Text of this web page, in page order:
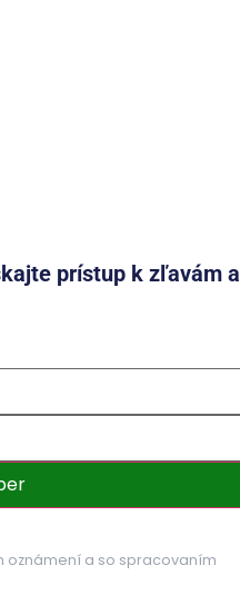
prístup k zľavám a
oznámení a so spracovaním